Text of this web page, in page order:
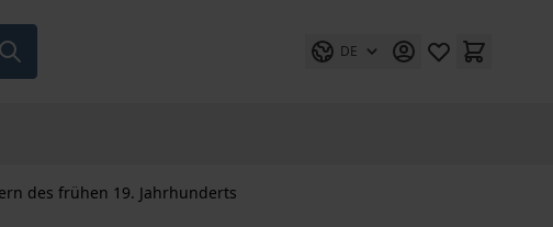
DE
des frühen 19. Jahrhunderts